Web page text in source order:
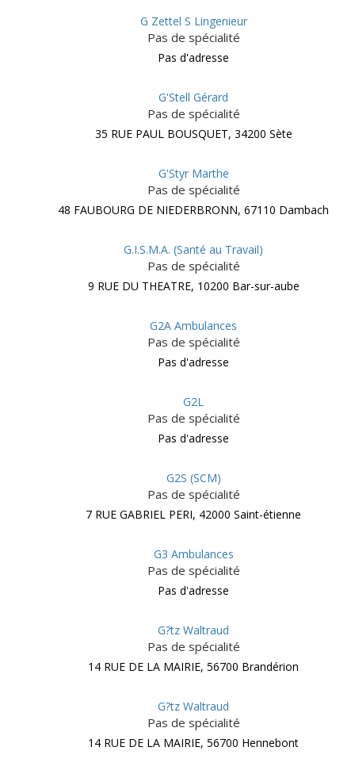
G Zettel S Lingenieur
Pas de spécialité
Pas d'adresse
G'Stell Gérard
Pas de spécialité
35 RUE PAUL BOUSQUET, 34200 Sète
G'Styr Marthe
Pas de spécialité
48 FAUBOURG DE NIEDERBRONN, 67110 Dambach
G.I.S.M.A. (Santé au Travail)
Pas de spécialité
9 RUE DU THEATRE, 10200 Bar-sur-aube
G2A Ambulances
Pas de spécialité
Pas d'adresse
G2L
Pas de spécialité
Pas d'adresse
G2S (SCM)
Pas de spécialité
7 RUE GABRIEL PERI, 42000 Saint-étienne
G3 Ambulances
Pas de spécialité
Pas d'adresse
G?tz Waltraud
Pas de spécialité
14 RUE DE LA MAIRIE, 56700 Brandérion
G?tz Waltraud
Pas de spécialité
14 RUE DE LA MAIRIE, 56700 Hennebont